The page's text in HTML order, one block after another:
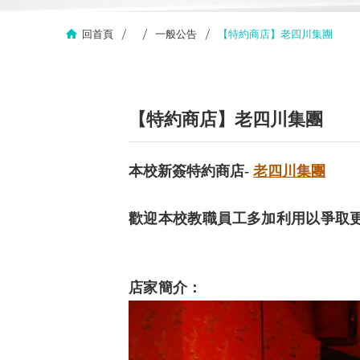
回首頁 一般公告 【特約商店】老四川集團
【特約商店】老四川集團
本校新簽特約商店- 老四川集團
歡迎本校教職員工多加利用以爭取
店家簡介：